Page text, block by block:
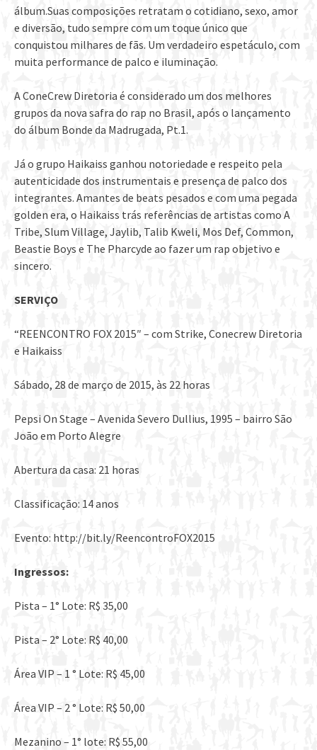
álbum.Suas composições retratam o cotidiano, sexo, amor
e diversão, tudo sempre com um toque único que
conquistou milhares de fãs. Um verdadeiro espetáculo, com
muita performance de palco e iluminação.
A ConeCrew Diretoria é considerado um dos melhores
grupos da nova safra do rap no Brasil, após o lançamento
do álbum Bonde da Madrugada, Pt.1.
Já o grupo Haikaiss ganhou notoriedade e respeito pela
autenticidade dos instrumentais e presença de palco dos
integrantes. Amantes de beats pesados e com uma pegada
golden era, o Haikaiss trás referências de artistas como A
Tribe, Slum Village, Jaylib, Talib Kweli, Mos Def, Common,
Beastie Boys e The Pharcyde ao fazer um rap objetivo e
sincero.
SERVIÇO
“REENCONTRO FOX 2015″ – com Strike, Conecrew Diretoria
e Haikaiss
Sábado, 28 de março de 2015, às 22 horas
Pepsi On Stage – Avenida Severo Dullius, 1995 – bairro São
João em Porto Alegre
Abertura da casa: 21 horas
Classificação: 14 anos
Evento: http://bit.ly/ReencontroFOX2015
Ingressos:
Pista – 1° Lote: R$ 35,00
Pista – 2° Lote: R$ 40,00
Área VIP – 1 ° Lote: R$ 45,00
Área VIP – 2 ° Lote: R$ 50,00
Mezanino – 1° lote: R$ 55,00